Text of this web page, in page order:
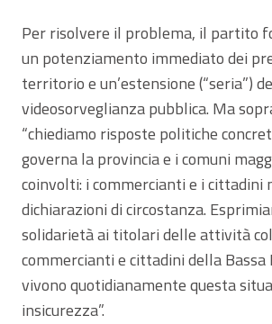
Per risolvere il problema, il partito
un potenziamento immediato dei
territorio e un’estensione (“seria”)
videosorveglianza pubblica. Ma
“chiediamo risposte politiche
governa la provincia e i comuni
coinvolti: i commercianti e i cittadini
dichiarazioni di circostanza.
solidarietà ai titolari delle attività
commercianti e cittadini della Bassa
vivono quotidianamente questa
insicurezza”.